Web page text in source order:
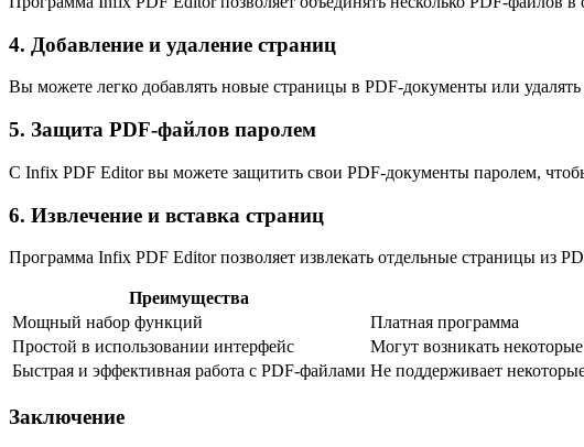
4. Добавление и удаление страниц
Вы можете легко добавлять новые страницы в PDF-документы или
5. Защита PDF-файлов паролем
С Infix PDF Editor вы можете защитить свои PDF-документы паролем,
6. Извлечение и вставка страниц
Программа Infix PDF Editor позволяет извлекать отдельные страницы из
Преимущества
Мощный набор функций
Платная программа
Простой в использовании интерфейс
Могут возникать
Быстрая и эффективная работа с PDF-файлами Не поддерживает
Заключение